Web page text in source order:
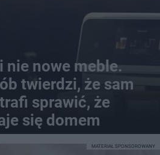
nie nowe meble.
twierdzi, że sam
sprawić, że
się domem
MATERIAŁ SPONSOROWANY